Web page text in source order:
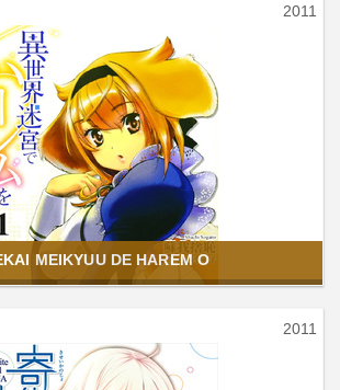
2011
MEIKYUU DE HAREM O
2011